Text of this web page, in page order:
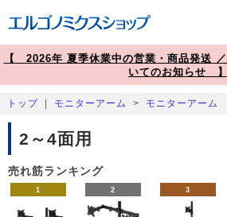
【 2026年 夏季休業中の営業・商品発送
いてのお知らせ 】
トップ モニターアーム > モニターアーム
2～4面用
売れ筋ランキング
1 2 3